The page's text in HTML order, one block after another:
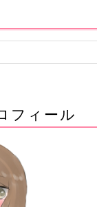
フィール